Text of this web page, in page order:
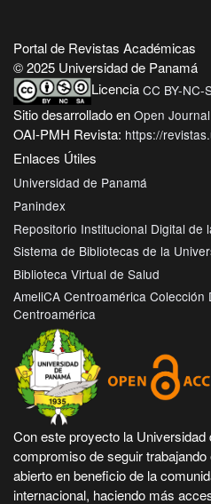
Portal de Revistas Académicas
© 2025 Universidad de Panamá
Licencia CC BY-NC-
Sitio desarrollado en Open
OAI-PMH Revista: https://
Enlaces Útiles
Universidad de Panamá
Panindex
Repositorio Institucional Digital de
Sistema de Bibliotecas de la
Biblioteca Virtual de Salud
AmeliCA Centroamérica
Centroamérica
Con este proyecto la
compromiso de seguir
abierto en beneficio de la
internacional, haciendo más